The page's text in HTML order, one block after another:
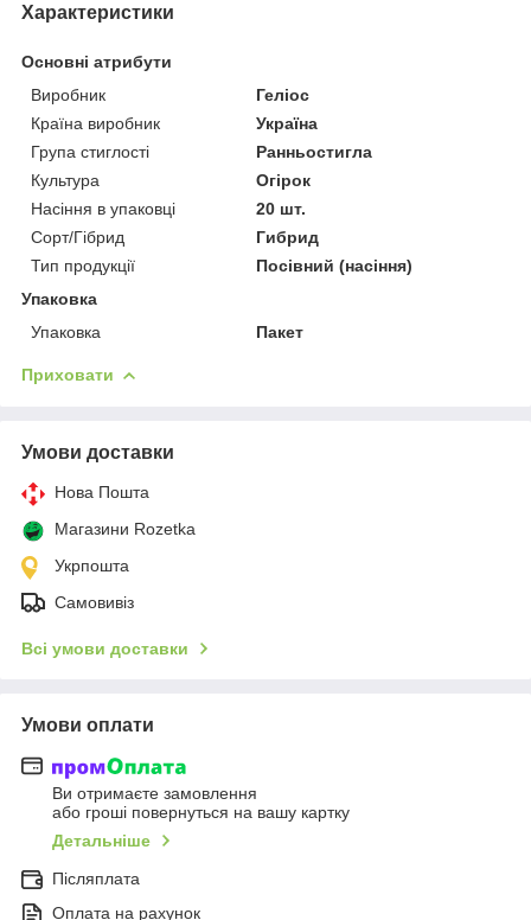
Характеристики
Основні атрибути
Виробник
Геліос
Країна виробник
Україна
Група стиглості
Ранньостигла
Культура
Огірок
Насіння в упаковці
20 шт.
Сорт/Гібрид
Гибрид
Тип продукції
Посівний (насіння)
Упаковка
Упаковка
Пакет
Приховати
Умови доставки
Нова Пошта
Магазини Rozetka
Укрпошта
Самовивіз
Всі умови доставки
Умови оплати
Ви отримаєте замовлення
або гроші повернуться на вашу картку
Детальніше
Післяплата
Оплата на рахунок